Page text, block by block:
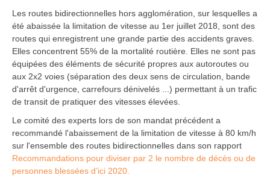
Les routes bidirectionnelles hors agglomération, sur lesquelles a
été abaissée la limitation de vitesse au 1er juillet 2018, sont des
routes qui enregistrent une grande partie des accidents graves.
Elles concentrent 55% de la mortalité routière. Elles ne sont pas
équipées des éléments de sécurité propres aux autoroutes ou
aux 2x2 voies (séparation des deux sens de circulation, bande
d'arrêt d'urgence, carrefours dénivelés ...) permettant à un trafic
de transit de pratiquer des vitesses élevées.
Le comité des experts lors de son mandat précédent a
recommandé l'abaissement de la limitation de vitesse à 80 km/h
sur l'ensemble des routes bidirectionnelles dans son rapport
Recommandations pour diviser par 2 le nombre de décès ou de
personnes blessées d’ici 2020.